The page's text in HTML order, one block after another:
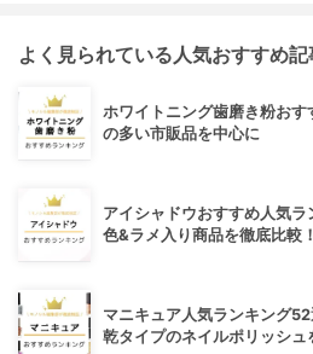
よく見られている人気おすすめ記
ホワイトニング歯磨き粉お
の多い市販品を中心に
アイシャドウおすすめ人気
色&ラメ入り商品を徹底比較！
マニキュア人気ランキング
乾タイプのネイルポリッシュ